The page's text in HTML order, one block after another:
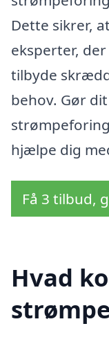
Dette sikrer,
eksperter,
tilbyde
behov. Gør
hjælpe dig
Få 3 tilbud,
Hvad